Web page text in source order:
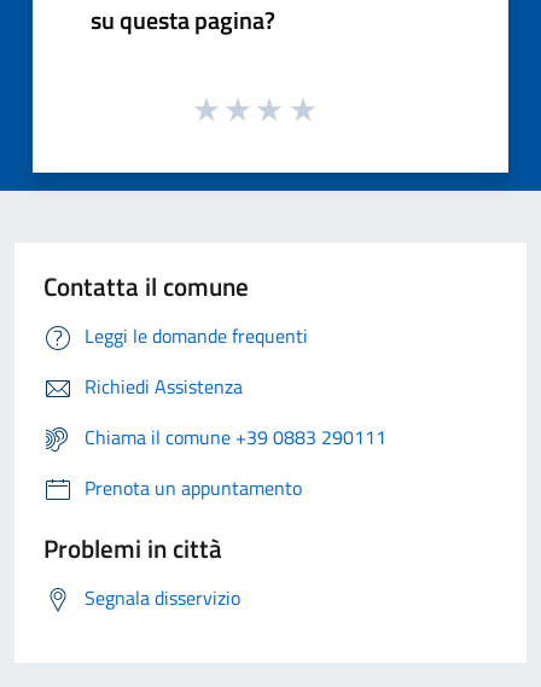
su questa pagina?
Contatta il comune
Leggi le domande frequenti
Richiedi Assistenza
Chiama il comune +39 0883 290111
Prenota un appuntamento
Problemi in città
Segnala disservizio